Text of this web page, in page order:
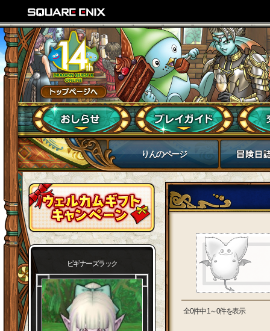
りんのページ
ビギナーズラック
全0件中 1～0件を表示